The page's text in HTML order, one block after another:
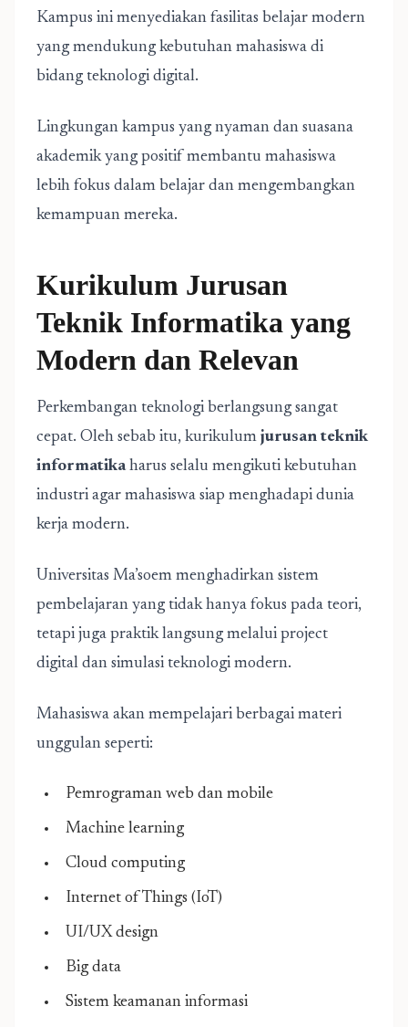
Kampus ini menyediakan fasilitas belajar modern
yang mendukung kebutuhan mahasiswa di
bidang teknologi digital.
Lingkungan kampus yang nyaman dan suasana
akademik yang positif membantu mahasiswa
lebih fokus dalam belajar dan mengembangkan
kemampuan mereka.
Kurikulum Jurusan
Teknik Informatika yang
Modern dan Relevan
Perkembangan teknologi berlangsung sangat
cepat. Oleh sebab itu, kurikulum jurusan teknik
informatikaharus selalu mengikuti kebutuhan
industri agar mahasiswa siap menghadapi dunia
kerja modern.
Universitas Ma’soem menghadirkan sistem
pembelajaran yang tidak hanya fokus pada teori,
tetapi juga praktik langsung melalui project
digital dan simulasi teknologi modern.
Mahasiswa akan mempelajari berbagai materi
unggulan seperti:
Pemrograman web dan mobile
Machine learning
Cloud computing
Internet of Things (IoT)
UI/UX design
Big data
Sistem keamanan informasi